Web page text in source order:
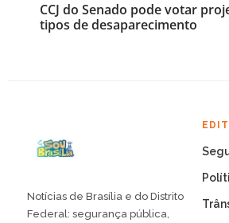
CCJ do Senado pode votar
tipos de desaparecimento
Notícias de Brasília e do Distrito
Federal: segurança pública,